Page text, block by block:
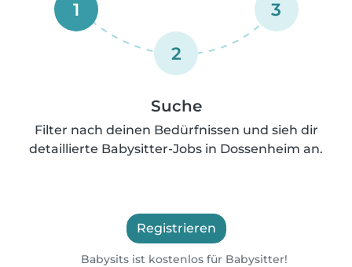
1
2
3
Suche
Filter nach deinen Bedürfnissen und sieh dir
detaillierte Babysitter-Jobs in Dossenheim an.
Registrieren
Babysits ist kostenlos für Babysitter!